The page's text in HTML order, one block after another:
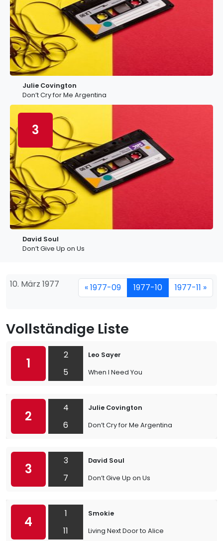
Julie Covington
Don’t Cry for Me Argentina
3
David Soul
Don’t Give Up on Us
10. März 1977 « 1977-09 1977-10 1977-11 »
Vollständige Liste
1
2
5
Leo Sayer
When I Need You
2
4
6
Julie Covington
Don’t Cry for Me Argentina
3
3
7
David Soul
Don’t Give Up on Us
4
1
11
Smokie
Living Next Door to Alice